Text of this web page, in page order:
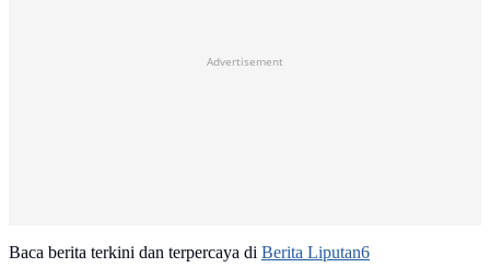
Advertisement
Baca berita terkini dan terpercaya di Berita Liputan6